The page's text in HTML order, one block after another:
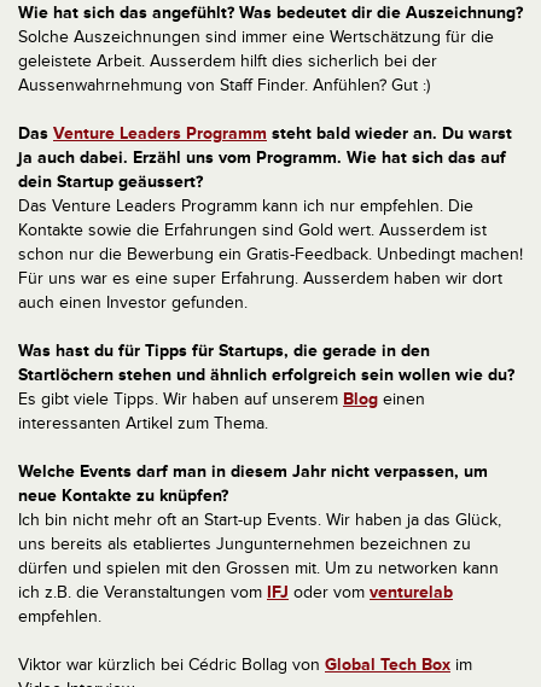
Wie hat sich das angefühlt? Was bedeutet dir die Auszeichnung?
Solche Auszeichnungen sind immer eine Wertschätzung für die
geleistete Arbeit. Ausserdem hilft dies sicherlich bei der
Aussenwahrnehmung von Staff Finder. Anfühlen? Gut :)
Das Venture Leaders Programm steht bald wieder an. Du warst
ja auch dabei. Erzähl uns vom Programm. Wie hat sich das auf
dein Startup geäussert?
Das Venture Leaders Programm kann ich nur empfehlen. Die
Kontakte sowie die Erfahrungen sind Gold wert. Ausserdem ist
schon nur die Bewerbung ein Gratis-Feedback. Unbedingt machen!
Für uns war es eine super Erfahrung. Ausserdem haben wir dort
auch einen Investor gefunden.
Was hast du für Tipps für Startups, die gerade in den
Startlöchern stehen und ähnlich erfolgreich sein wollen wie du?
Es gibt viele Tipps. Wir haben auf unserem Blog einen
interessanten Artikel zum Thema.
Welche Events darf man in diesem Jahr nicht verpassen, um
neue Kontakte zu knüpfen?
Ich bin nicht mehr oft an Start-up Events. Wir haben ja das Glück,
uns bereits als etabliertes Jungunternehmen bezeichnen zu
dürfen und spielen mit den Grossen mit. Um zu networken kann
ich z.B. die Veranstaltungen vom IFJ oder vom venturelab
empfehlen.
Viktor war kürzlich bei Cédric Bollag von Global Tech Box im